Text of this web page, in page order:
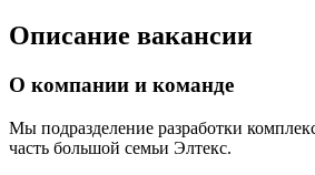
Описание вакансии
О компании и команде
Мы подразделение разработки
часть большой семьи Элтекс.